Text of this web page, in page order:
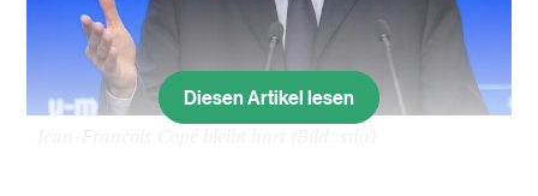
Diesen Artikel lesen